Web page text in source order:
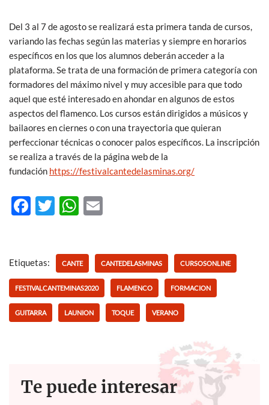
Del 3 al 7 de agosto se realizará esta primera tanda de cursos,
variando las fechas según las materias y siempre en horarios
específicos en los que los alumnos deberán acceder a la
plataforma. Se trata de una formación de primera categoría con
formadores del máximo nivel y muy accesible para que todo
aquel que esté interesado en ahondar en algunos de estos
aspectos del flamenco. Los cursos están dirigidos a músicos y
bailaores en ciernes o con una trayectoria que quieran
perfeccionar técnicas o conocer palos específicos. La inscripción
se realiza a través de la página web de la
fundación https://festivalcantedelasminas.org/
F
b
o
o
k
T
er
W
s
A
p
p
Etiquetas: CANTE CANTEDELASMINAS CURSOSONLINE
FESTIVALCANTEMINAS2020 FLAMENCO FORMACION
GUITARRA LAUNION TOQUE VERANO
Te puede interesar